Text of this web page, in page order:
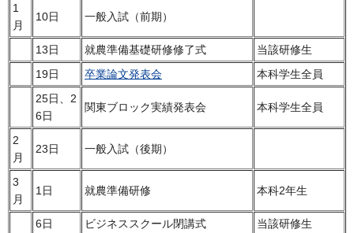
1
月
10日 一般入試（前期）
13日 就農準備基礎研修修了式
当該研修生
19日
卒業論文発表会
本科学生全員
25日、2
6日
関東ブロック実績発表会 本科学生全員
2
月
23日 一般入試（後期）
3
月
1日 就農準備研修 本科2年生
6日 ビジネススクール閉講式
当該研修生